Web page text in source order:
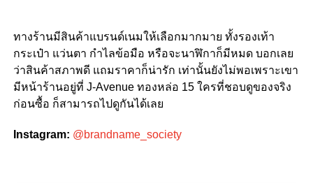
ทางร้านมีสินค้าแบรนด์เนมให้เลือกมากมาย ทั้งรองเท้า
กระเป๋า แว่นตา กำไลข้อมือ หรือจะนาฬิกาก็มีหมด บอกเลย
ว่าสินค้าสภาพดี แถมราคาก็น่ารัก เท่านั้นยังไม่พอเพราะเขา
มีหน้าร้านอยู่ที่ J-Avenue ทองหล่อ 15 ใครที่ชอบดูของจริง
ก่อนซื้อ ก็สามารถไปดูกันได้เลย
Instagram: @brandname_society